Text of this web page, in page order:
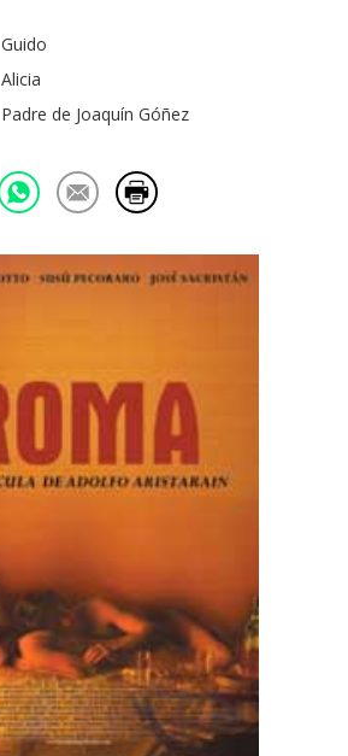
Guido
Alicia
Padre de Joaquín Góñez